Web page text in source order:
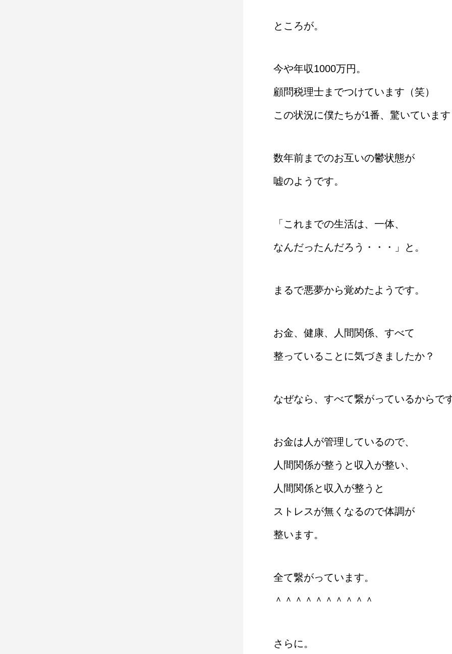
ところが。
今や年収1000万円。
顧問税理士までつけています（笑）
この状況に僕たちが1番、驚いています
数年前までのお互いの鬱状態が
嘘のようです。
「これまでの生活は、一体、
なんだったんだろう・・・」と。
まるで悪夢から覚めたようです。
お金、健康、人間関係、すべて
整っていることに気づきましたか？
なぜなら、すべて繋がっているからで
お金は人が管理しているので、
人間関係が整うと収入が整い、
人間関係と収入が整うと
ストレスが無くなるので体調が
整います。
全て繋がっています。
＾＾＾＾＾＾＾＾＾＾
さらに。